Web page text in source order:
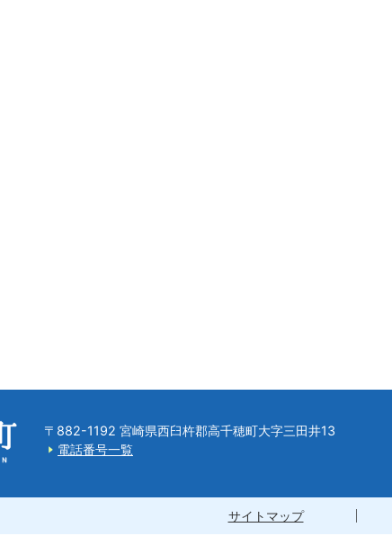
〒882-1192 宮崎県西臼杵郡高千穂町大字三田井13
電話番号一覧
サイトマップ